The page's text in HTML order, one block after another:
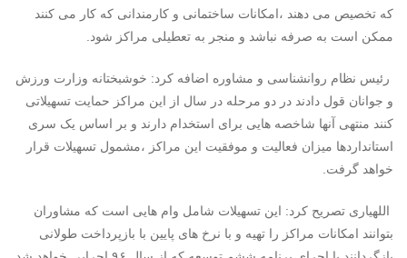
که تخصیص می دهند ،امکانات ساختمانی و کارمندانی که کار می کنند
ممکن است به صرفه نباشد و منجر به تعطیلی مراکز شود.
رئیس نظام روانشناسی و مشاوره اضافه کرد: خوشبختانه وزارت ورزش
و جوانان قول دادند در دو مرحله در سال از این مراکز حمایت تسهیلاتی
کنند منتهی آنها شاخصه هایی برای استخدام دارند و بر اساس یک سری
استانداردها میزان فعالیت و موفقیت این مراکز ،مشمول تسهیلات قرار
خواهد گرفت.
اللهیاری تصریح کرد: این تسهیلات شامل وام هایی است که مشاوران
بتوانند امکانات مراکز را تهیه و با نرخ های پایین با بازپرداخت طولانی